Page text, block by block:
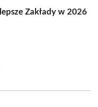
Zakłady w 2026